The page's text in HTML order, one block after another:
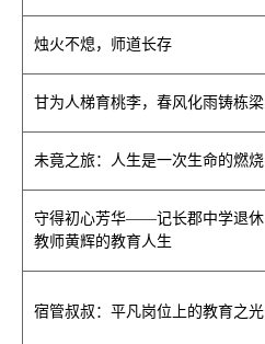
烛火不熄，师道长存
甘为人梯育桃李，春风化雨铸栋梁
未竟之旅：人生是一次生命的燃烧
守得初心芳华——记长郡中学退休
教师黄辉的教育人生
宿管叔叔：平凡岗位上的教育之光